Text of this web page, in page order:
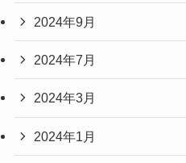
2024年9月
2024年7月
2024年3月
2024年1月